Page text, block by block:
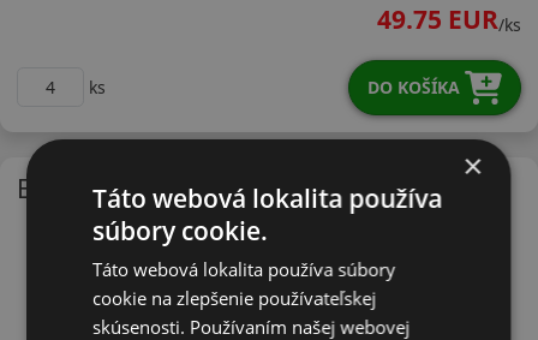
49.75 EUR/ks
ks DO KOŠÍKA
EU - štítok
×
Táto webová lokalita používa
súbory cookie.
Táto webová lokalita používa súbory
cookie na zlepšenie používateľskej
skúsenosti. Používaním našej webovej